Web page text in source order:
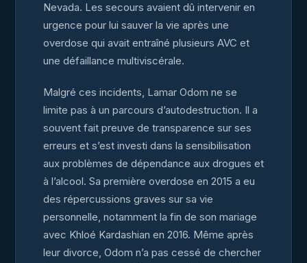
Nevada. Les secours avaient dû intervenir en
urgence pour lui sauver la vie après une
overdose qui avait entraîné plusieurs AVC et
une défaillance multiviscérale.
Malgré ces incidents, Lamar Odom ne se
limite pas à un parcours d’autodestruction. Il a
souvent fait preuve de transparence sur ses
erreurs et s’est investi dans la sensibilisation
aux problèmes de dépendance aux drogues et
à l’alcool. Sa première overdose en 2015 a eu
des répercussions graves sur sa vie
personnelle, notamment la fin de son mariage
avec Khloé Kardashian en 2016. Même après
leur divorce, Odom n’a pas cessé de chercher